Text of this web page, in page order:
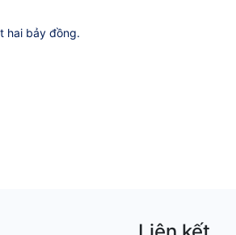
hai bảy đồng.